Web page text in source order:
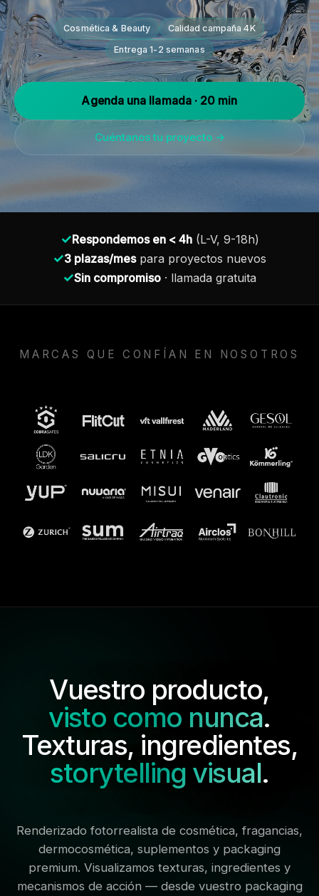
Cosmética & Beauty
Calidad campaña 4K
Entrega 1-2 semanas
Agenda una llamada · 20 min
Cuéntanos tu proyecto →
✓Respondemos en < 4h(L-V, 9-18h)
✓3 plazas/mespara proyectos nuevos
✓Sin compromiso · llamada gratuita
MARCAS QUE CONFÍAN EN NOSOTROS
Vuestro producto,
visto como nunca.
Texturas, ingredientes,
storytelling visual.
Renderizado fotorrealista de cosmética, fragancias,
dermocosmética, suplementos y packaging
premium. Visualizamos texturas, ingredientes y
mecanismos de acción — desde vuestro packaging